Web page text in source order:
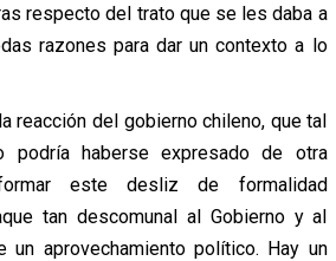
respecto del trato que se les daba a
razones para dar un contexto a lo
reacción del gobierno chileno, que tal
podría haberse expresado de otra
este desliz de formalidad
tan descomunal al Gobierno y al
un aprovechamiento político. Hay un